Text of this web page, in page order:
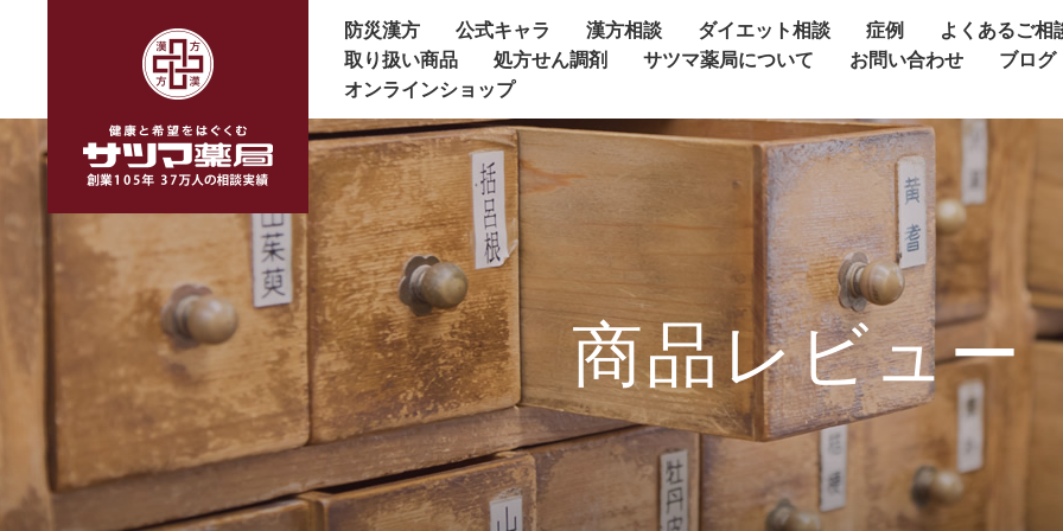
防災漢方 公式キャラ 漢方相談 ダイエット相談 症例
よくあるご相
取り扱い商品
処方せん調剤 サツマ薬局について お問い合わせ
ブログ
オンラインショップ
商品レビュー